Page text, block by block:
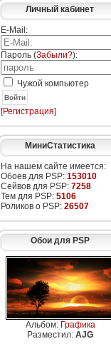
Личный кабинет
E-Mail:
Пароль (Забыли?):
Чужой компьютер
Войти
[Регистрация]
МиниСтатистика
На нашем сайте имеется:
Обоев для PSP: 153010
Сейвов для PSP: 7258
Тем для PSP: 5106
Роликов о PSP: 26507
Обои для PSP
Альбом: Графика
Разместил: AJG